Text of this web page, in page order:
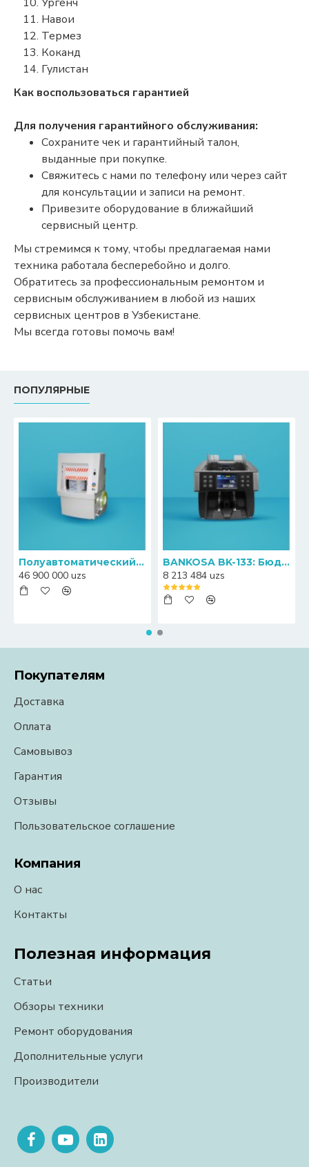
Навои
Термез
Коканд
Гулистан
Как воспользоваться гарантией
Для получения гарантийного обслуживания:
Сохраните чек и гарантийный талон,
выданные при покупке.
Свяжитесь с нами по телефону или через сайт
для консультации и записи на ремонт.
Привезите оборудование в ближайший
сервисный центр.
Мы стремимся к тому, чтобы предлагаемая нами
техника работала бесперебойно и долго.
Обратитесь за профессиональным ремонтом и
сервисным обслуживанием в любой из наших
сервисных центров в Узбекистане.
Мы всегда готовы помочь вам!
ПОПУЛЯРНЫЕ
Полуавтоматический пресс-упаковщик банкнот Canny S20
46 900 000 uzs
BANKOSA BK-133: Бюджетный счетчик банкнот с функцией определения номиналов
8 213 484 uzs
Покупателям
Доставка
Оплата
Самовывоз
Гарантия
Отзывы
Пользовательское соглашение
Компания
О нас
Контакты
Полезная информация
Статьи
Обзоры техники
Ремонт оборудования
Дополнительные услуги
Производители